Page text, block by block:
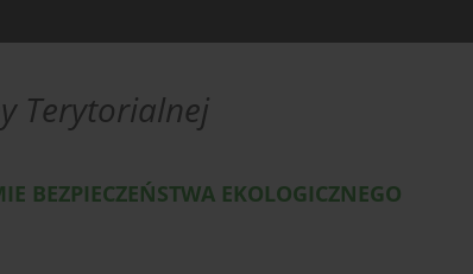
Terytorialnej
BEZPIECZEŃSTWA EKOLOGICZNEGO